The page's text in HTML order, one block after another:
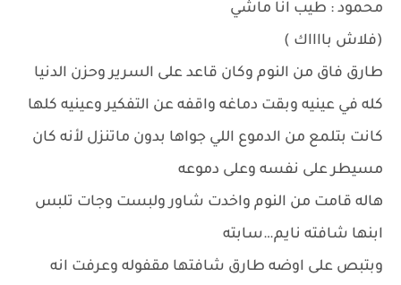
محمود : طيب انا ماشي
(فلاش بااااك )
طارق فاق من النوم وكان قاعد على السرير وحزن الدنيا
كله في عينيه وبقت دماغه واقفه عن التفكير وعينيه كلها
كانت بتلمع من الدموع اللي جواها بدون ماتنزل لأنه كان
مسيطر على نفسه وعلى دموعه
هاله قامت من النوم واخدت شاور ولبست وجات تلبس
ابنها شافته نايم…سابته
وبتبص على اوضه طارق شافتها مقفوله وعرفت انه